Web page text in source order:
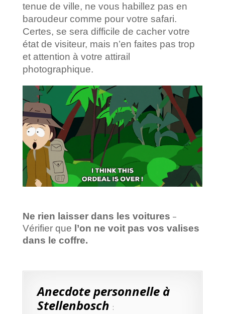
tenue de ville, ne vous habillez pas en
baroudeur comme pour votre safari.
Certes, se sera difficile de cacher votre
état de visiteur, mais n’en faites pas trop
et attention à votre attirail
photographique.
Ne rien laisser dans les voitures –
Vérifier que l’on ne voit pas vos valises
dans le coffre.
Anecdote personnelle à
Stellenbosch :